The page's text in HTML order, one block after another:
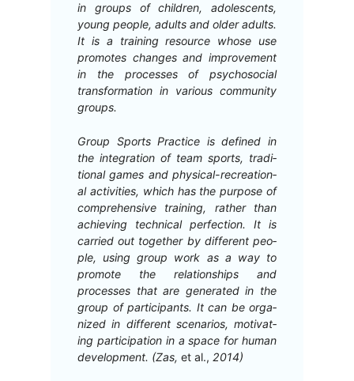
in groups of chil­dren, ado­les­cents,
young peo­ple, adults and old­er adults.
It is a train­ing resource whose use
pro­motes changes and improve­ment
in the process­es of psy­choso­cial
trans­for­ma­tion in var­i­ous com­mu­ni­ty
groups.
Group Sports Prac­tice is defined in
the inte­gra­tion of team sports, tra­di­
tion­al games and phys­i­cal-recre­ation­
al activ­i­ties, which has the pur­pose of
com­pre­hen­sive train­ing, rather than
achiev­ing tech­ni­cal per­fec­tion. It is
car­ried out togeth­er by dif­fer­ent peo­
ple, using group work as a way to
pro­mote the rela­tion­ships and
process­es that are gen­er­at­ed in the
group of par­tic­i­pants. It can be orga­
nized in dif­fer­ent sce­nar­ios, moti­vat­
ing par­tic­i­pa­tion in a space for human
devel­op­ment. (Zas, et al., 2014)